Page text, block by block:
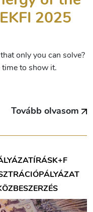
2025
only you can solve?
time to show it.
Tovább olvasom
K+F
PÁLYÁZAT